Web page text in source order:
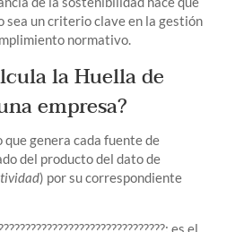
sea un criterio clave en la gestión
normativo.
la Huella de
empresa?
que genera cada fuente de
del producto del dato de
) por su correspondiente